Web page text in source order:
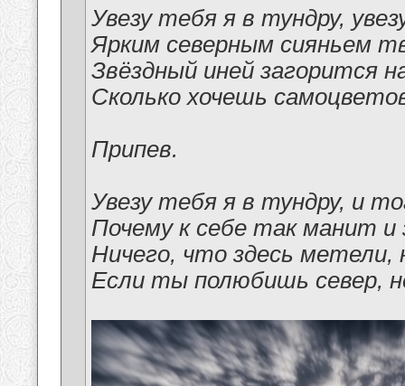
Увезу тебя я в тундру,
Ярким северным сияньем
Звёздный иней загорится
Сколько хочешь
Припев.
Увезу тебя я в тундру, и
Почему к себе так манит и
Ничего, что здесь метели,
Если ты полюбишь север,